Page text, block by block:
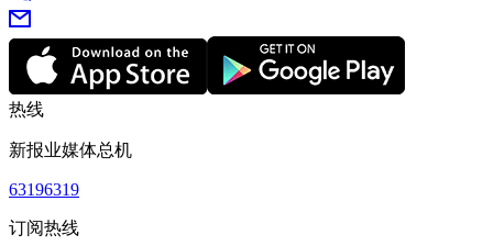
热线
新报业媒体总机
63196319
订阅热线